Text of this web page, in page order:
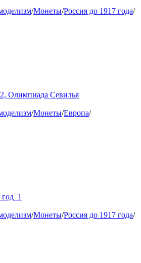
/Монеты/Россия до 1917 года/
Олимпиада Севилья
/Монеты/Европа/
/Монеты/Россия до 1917 года/